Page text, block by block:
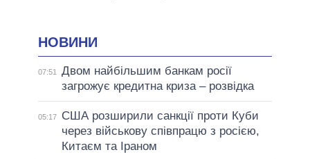
НОВИНИ
07:51
Двом найбільшим банкам росії
загрожує кредитна криза – розвідка
05:17
США розширили санкції проти Куби
через військову співпрацю з росією,
Китаєм та Іраном